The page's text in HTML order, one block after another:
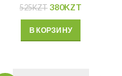
525KZT 380KZT
В КОРЗИНУ